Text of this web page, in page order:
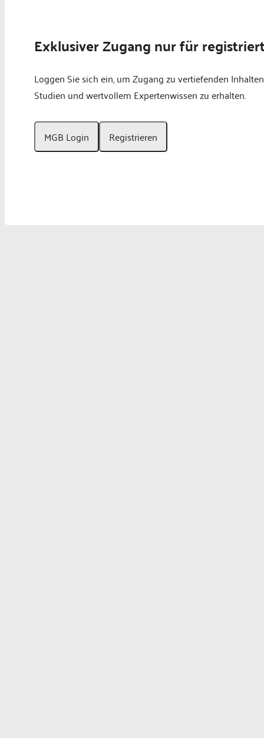
Exklusiver Zugang nur für
Loggen Sie sich ein, um Zugang zu vertiefenden
Studien und wertvollem Expertenwissen zu erhalten.
MGB Login Registrieren